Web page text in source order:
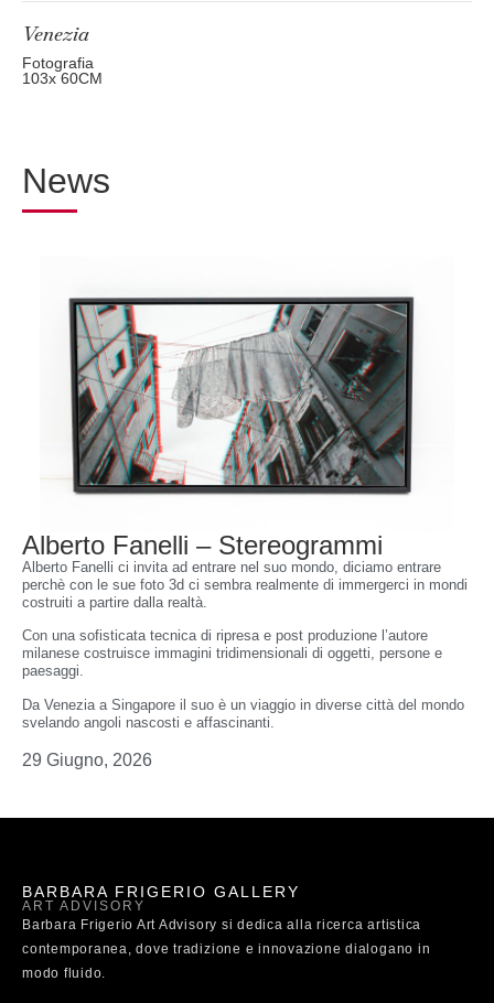
Venezia
Fotografia
103x 60CM
News
Alberto Fanelli – Stereogrammi
Alberto Fanelli ci invita ad entrare nel suo mondo, diciamo entrare
perchè con le sue foto 3d ci sembra realmente di immergerci in mondi
costruiti a partire dalla realtà.
Con una sofisticata tecnica di ripresa e post produzione l’autore
milanese costruisce immagini tridimensionali di oggetti, persone e
paesaggi.
Da Venezia a Singapore il suo è un viaggio in diverse città del mondo
svelando angoli nascosti e affascinanti.
29 Giugno, 2026
BARBARA FRIGERIO GALLERY
ART ADVISORY
Barbara Frigerio Art Advisory si dedica alla ricerca artistica
contemporanea, dove tradizione e innovazione dialogano in
modo fluido.